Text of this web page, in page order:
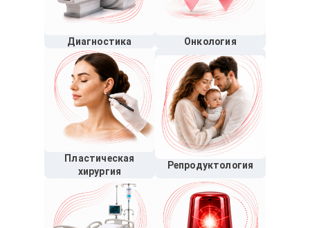
Диагностика Онкология
Пластическая
хирургия
Репродуктология